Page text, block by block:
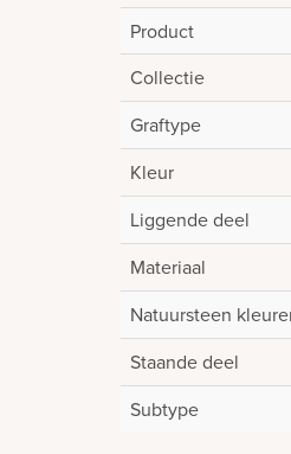
Product
Collectie
Graftype
Kleur
Liggende deel
Materiaal
Natuursteen
Staande deel
Subtype